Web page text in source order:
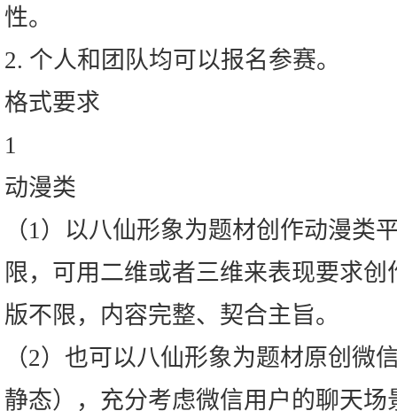
性。
2. 个人和团队均可以报名参赛。
格式要求
1
动漫类
（1）以八仙形象为题材创作动漫类
限，可用二维或者三维来表现要求
版不限，内容完整、契合主旨。
（2）也可以八仙形象为题材原创微
静态），充分考虑微信用户的聊天